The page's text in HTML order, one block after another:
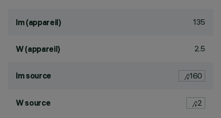
lm (appareil) 135
W (appareil) 2.5
lm source 160
W source 2